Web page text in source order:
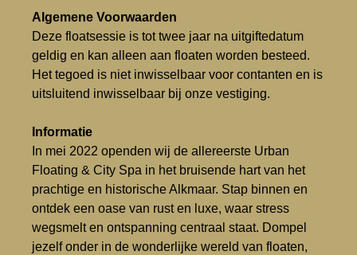
Algemene Voorwaarden
Deze floatsessie is tot twee jaar na uitgiftedatum
geldig en kan alleen aan floaten worden besteed.
Het tegoed is niet inwisselbaar voor contanten en is
uitsluitend inwisselbaar bij onze vestiging.
Informatie
In mei 2022 openden wij de allereerste Urban
Floating & City Spa in het bruisende hart van het
prachtige en historische Alkmaar. Stap binnen en
ontdek een oase van rust en luxe, waar stress
wegsmelt en ontspanning centraal staat. Dompel
jezelf onder in de wonderlijke wereld van floaten,